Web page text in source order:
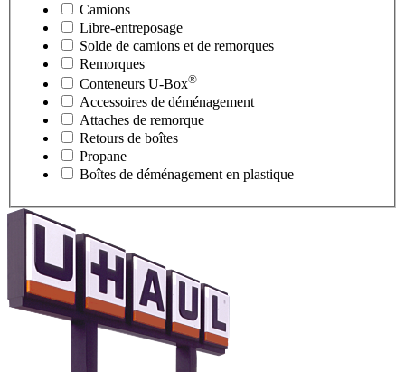
Camions
Libre-entreposage
Solde de camions et de remorques
Remorques
Conteneurs U-Box®
Accessoires de déménagement
Attaches de remorque
Retours de boîtes
Propane
Boîtes de déménagement en plastique